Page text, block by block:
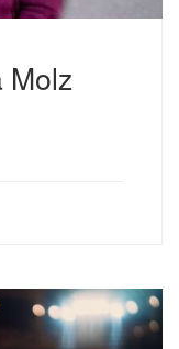
Molz